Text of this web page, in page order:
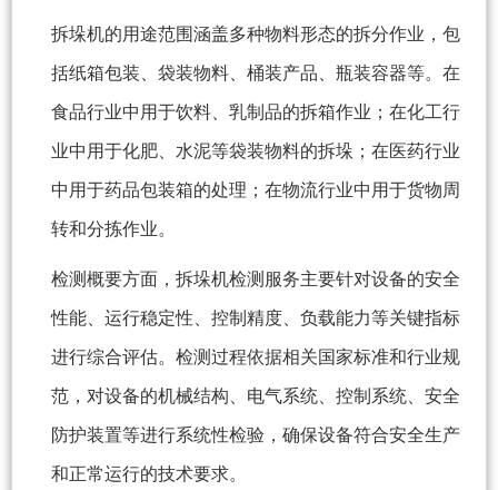
拆垛机的用途范围涵盖多种物料形态的拆分作业，包
括纸箱包装、袋装物料、桶装产品、瓶装容器等。在
食品行业中用于饮料、乳制品的拆箱作业；在化工行
业中用于化肥、水泥等袋装物料的拆垛；在医药行业
中用于药品包装箱的处理；在物流行业中用于货物周
转和分拣作业。
检测概要方面，拆垛机检测服务主要针对设备的安全
性能、运行稳定性、控制精度、负载能力等关键指标
进行综合评估。检测过程依据相关国家标准和行业规
范，对设备的机械结构、电气系统、控制系统、安全
防护装置等进行系统性检验，确保设备符合安全生产
和正常运行的技术要求。